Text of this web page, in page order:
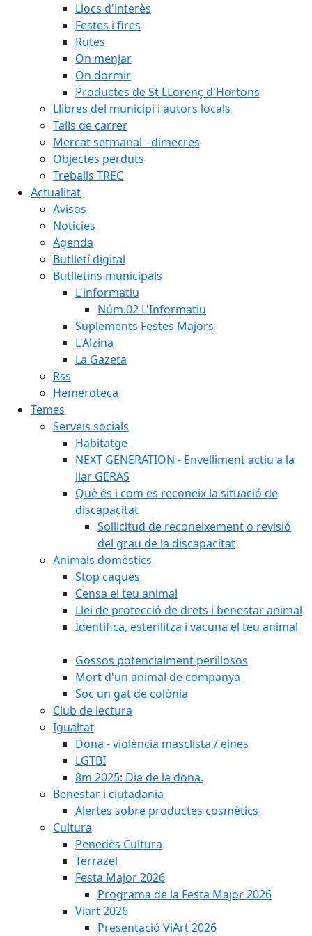
Llocs d'interès
Festes i fires
Rutes
On menjar
On dormir
Productes de St LLorenç d'Hortons
Llibres del municipi i autors locals
Talls de carrer
Mercat setmanal - dimecres
Objectes perduts
Treballs TREC
Actualitat
Avisos
Notícies
Agenda
Butlletí digital
Butlletins municipals
L'informatiu
Núm.02 L'Informatiu
Suplements Festes Majors
L'Alzina
La Gazeta
Rss
Hemeroteca
Temes
Serveis socials
Habitatge
NEXT GENERATION - Envelliment actiu a la
llar GERAS
Què és i com es reconeix la situació de
discapacitat
Sol·licitud de reconeixement o revisió
del grau de la discapacitat
Animals domèstics
Stop caques
Censa el teu animal
Llei de protecció de drets i benestar animal
Identifica, esterilitza i vacuna el teu animal
Gossos potencialment perillosos
Mort d'un animal de companya
Soc un gat de colònia
Club de lectura
Igualtat
Dona - violència masclista / eines
LGTBI
8m 2025: Dia de la dona.
Benestar i ciutadania
Alertes sobre productes cosmètics
Cultura
Penedès Cultura
Terrazel
Festa Major 2026
Programa de la Festa Major 2026
Viart 2026
Presentació ViArt 2026